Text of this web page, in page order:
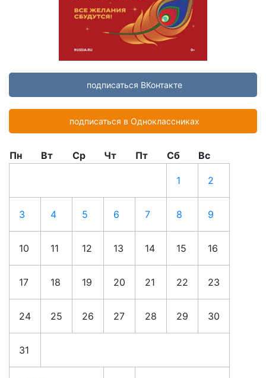
подписаться ВКонтакте
подписаться в Одноклассниках
Пн Вт Ср Чт Пт Сб Вс
1 2
3 4 5 6 7 8 9
10 11 12 13 14 15 16
17 18 19 20 21 22 23
24 25 26 27 28 29 30
31